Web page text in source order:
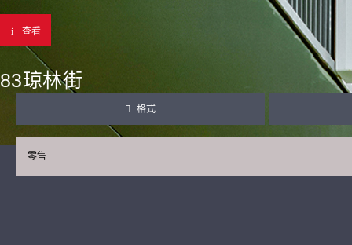
查看
83琼林街
格式
零售